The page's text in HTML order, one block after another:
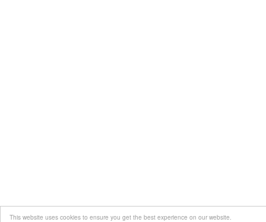
This website uses cookies to ensure you get the best experience on our website.